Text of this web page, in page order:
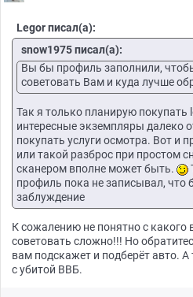
Legor писал(а):
snow1975 писал(а):
Вы бы профиль заполнили,
советовать Вам и куда лучше
Так я только планирую покупать
интересные экземпляры далеко
покупать услуги осмотра. Вот и
или такой разброс при простом
сканером вполне может быть.
профиль пока не записывал, что
заблуждение
К сожалению не понятно с какого
советовать сложно!!! Но
вам подскажет и подберёт авто.
с убитой ВВБ.